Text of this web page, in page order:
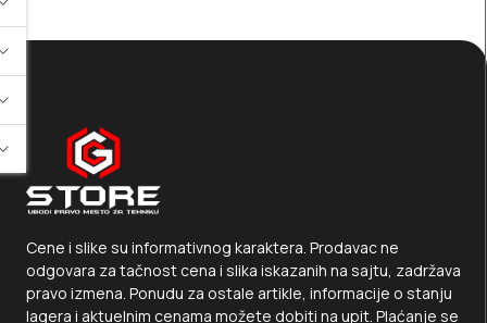
Cene i slike su informativnog karaktera. Prodavac ne
odgovara za tačnost cena i slika iskazanih na sajtu, zadržava
pravo izmena. Ponudu za ostale artikle, informacije o stanju
lagera i aktuelnim cenama možete dobiti na upit. Plaćanje se